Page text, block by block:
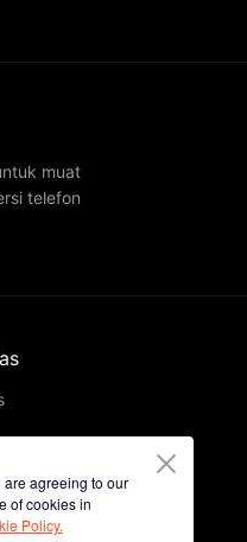
are agreeing to our
of cookies in
Policy.
muat
telefon